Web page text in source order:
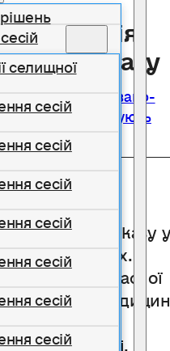
селищної
сесій
сесій
сесій
сесій
сесій
сесій
сесій
від сказу
в Івано-
,Інформують
на
від сказу
установах.
обласної
з
Прикарпатті.